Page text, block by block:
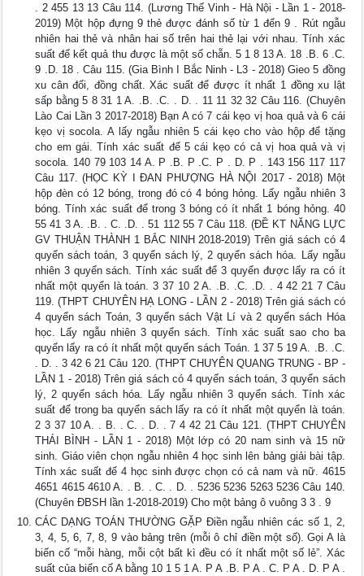
. 2 455 13 13 Câu 114. (Lương Thế Vinh - Hà Nội - Lần 1 - 2018-
2019) Một hộp đựng 9 thẻ được đánh số từ 1 đến 9 . Rút ngẫu
nhiên hai thẻ và nhân hai số trên hai thẻ lại với nhau. Tính xác
suất để kết quả thu được là một số chẵn. 5 1 8 13 A. 18 .B. 6 .C.
9 .D. 18 . Câu 115. (Gia Bình I Bắc Ninh - L3 - 2018) Gieo 5 đồng
xu cân đối, đồng chất. Xác suất để được ít nhất 1 đồng xu lật
sấp bằng 5 8 31 1 A. .B. .C. . D. . 11 11 32 32 Câu 116. (Chuyên
Lào Cai Lần 3 2017-2018) Bạn A có 7 cái kẹo vị hoa quả và 6 cái
kẹo vị socola. A lấy ngẫu nhiên 5 cái kẹo cho vào hộp để tặng
cho em gái. Tính xác suất để 5 cái kẹo có cả vị hoa quả và vị
socola. 140 79 103 14 A. P .B. P .C. P . D. P . 143 156 117 117
Câu 117. (HỌC KỲ I ĐAN PHƯỢNG HÀ NỘI 2017 - 2018) Một
hộp đèn có 12 bóng, trong đó có 4 bóng hỏng. Lấy ngẫu nhiên 3
bóng. Tính xác suất để trong 3 bóng có ít nhất 1 bóng hỏng. 40
55 41 3 A. .B. . C. .D. . 51 112 55 7 Câu 118. (ĐỀ KT NĂNG LỰC
GV THUẬN THÀNH 1 BẮC NINH 2018-2019) Trên giá sách có 4
quyển sách toán, 3 quyển sách lý, 2 quyển sách hóa. Lấy ngẫu
nhiên 3 quyển sách. Tính xác suất để 3 quyển được lấy ra có ít
nhất một quyển là toán. 3 37 10 2 A. .B. .C. .D. . 4 42 21 7 Câu
119. (THPT CHUYÊN HẠ LONG - LẦN 2 - 2018) Trên giá sách có
4 quyển sách Toán, 3 quyển sách Vật Lí và 2 quyển sách Hóa
học. Lấy ngẫu nhiên 3 quyển sách. Tính xác suất sao cho ba
quyển lấy ra có ít nhất một quyển sách Toán. 1 37 5 19 A. .B. .C.
. D. . 3 42 6 21 Câu 120. (THPT CHUYÊN QUANG TRUNG - BP -
LẦN 1 - 2018) Trên giá sách có 4 quyển sách toán, 3 quyển sách
lý, 2 quyển sách hóa. Lấy ngẫu nhiên 3 quyển sách. Tính xác
suất để trong ba quyển sách lấy ra có ít nhất một quyển là toán.
2 3 37 10 A. . B. . C. . D. . 7 4 42 21 Câu 121. (THPT CHUYÊN
THÁI BÌNH - LẦN 1 - 2018) Một lớp có 20 nam sinh và 15 nữ
sinh. Giáo viên chọn ngẫu nhiên 4 học sinh lên bảng giải bài tập.
Tính xác suất để 4 học sinh được chọn có cả nam và nữ. 4615
4651 4615 4610 A. . B. . C. . D. . 5236 5236 5263 5236 Câu 140.
(Chuyên ĐBSH lần 1-2018-2019) Cho một bảng ô vuông 3 3 . 9
CÁC DẠNG TOÁN THƯỜNG GẶP Điền ngẫu nhiên các số 1, 2,
3, 4, 5, 6, 7, 8, 9 vào bảng trên (mỗi ô chỉ điền một số). Gọi A là
biến cố “mỗi hàng, mỗi cột bất kì đều có ít nhất một số lẻ”. Xác
suất của biến cố A bằng 10 1 5 1 A. P A .B. P A . C. P A . D. P A .